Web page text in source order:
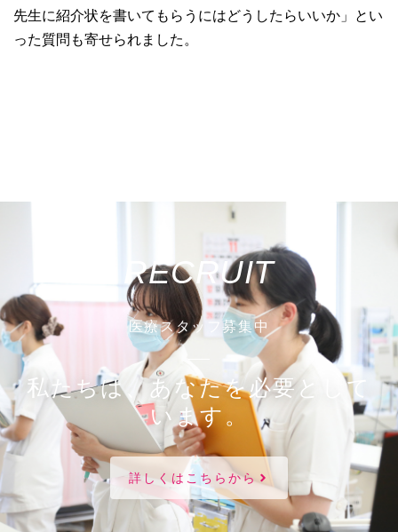
先生に紹介状を書いてもらうにはどうしたらいいか」とい
った質問も寄せられました。
RECRUIT
医療スタッフ募集中
私たちは、あなたを必要として
います。
詳しくはこちらから